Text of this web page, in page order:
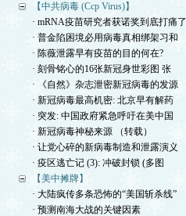
【中共病毒 (Ccp Virus)】
· mRNA疫苗研究者获诺奖到底打痛了
· 普金陷困境必用病毒真相绑架习和
· 陈薇泄露早有疫苗的目的何在?
· 刻骨铭心的16张新冠身世彩图 张
· 《自然》杂志泄密新冠病毒的发源
· 新冠病毒最高机密: 北京早有解药
· 突发: 中国政府紧急呼吁在美中国
· 新冠病毒神秘来源 （转载）
· 让党心碎的新病毒制造和泄露演义
· 疫区逃亡记 (3): 冲破封锁 (多图
【美中摊牌】
· 大陆疯传多条恐怖的“美国斩杀线”
· 预测南海大战的关键因素